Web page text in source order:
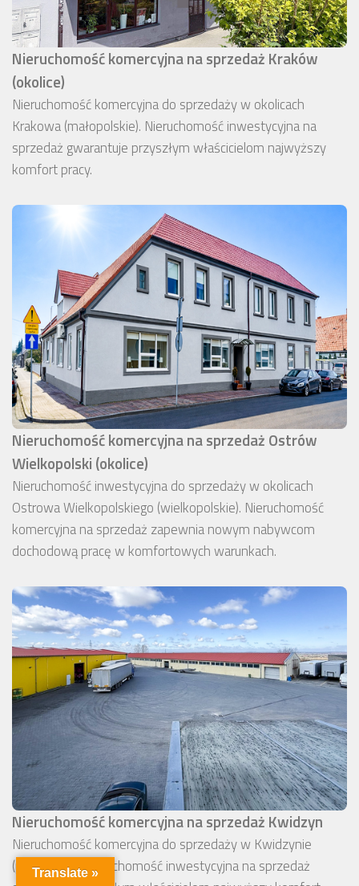
Nieruchomość komercyjna na sprzedaż Kraków
(okolice)
Nieruchomość komercyjna do sprzedaży w okolicach
Krakowa (małopolskie). Nieruchomość inwestycyjna na
sprzedaż gwarantuje przyszłym właścicielom najwyższy
komfort pracy.
Nieruchomość komercyjna na sprzedaż Ostrów
Wielkopolski (okolice)
Nieruchomość inwestycyjna do sprzedaży w okolicach
Ostrowa Wielkopolskiego (wielkopolskie). Nieruchomość
komercyjna na sprzedaż zapewnia nowym nabywcom
dochodową pracę w komfortowych warunkach.
Nieruchomość komercyjna na sprzedaż Kwidzyn
Nieruchomość komercyjna do sprzedaży w Kwidzynie
(pomorskie). Nieruchomość inwestycyjna na sprzedaż
Translate »